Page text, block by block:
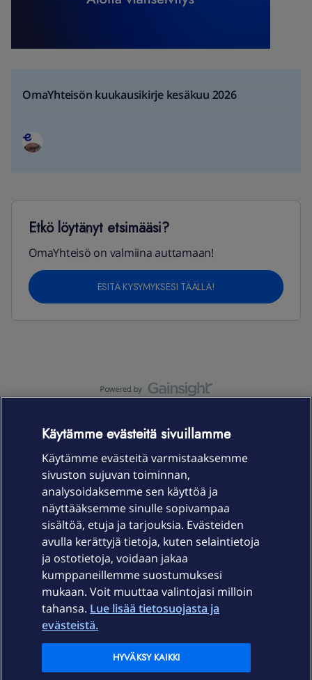
OmaYhteisön kuukausikirje kesäkuu 2026
Etkö löytänyt etsimääsi?
OmaYhteisö on valmiina auttamaan!
ESITÄ KYSYMYKSESI TÄÄLLÄ!
Laitteet & liittymät
Palvelut
Ajankohtaista
Elisa Oyj
Käytämme evästeitä sivuillamme
Käytämme evästeitä varmistaaksemme
sivuston sujuvan toiminnan,
analysoidaksemme sen käyttöä ja
näyttääksemme sinulle sopivampaa
sisältöä, etuja ja tarjouksia. Evästeiden
avulla kerättyjä tietoja, kuten selaintietoja
ja ostotietoja, voidaan jakaa
kumppaneillemme suostumuksesi
mukaan. Voit muuttaa valintojasi milloin
tahansa. Lue lisää tietosuojasta ja
evästeistä.
HYVÄKSY KAIKKI